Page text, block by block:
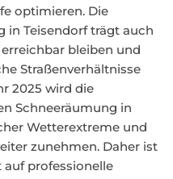
optimieren. Die
in Teisendorf trägt auch
bleiben und
Straßenverhältnisse
2025 wird die
Schneeräumung in
Wetterextreme und
zunehmen. Daher ist
auf professionelle